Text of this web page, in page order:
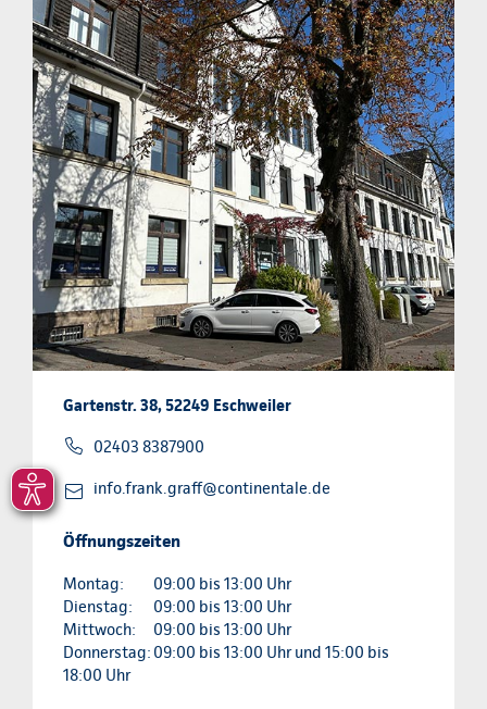
Gartenstr. 38, 52249 Eschweiler
02403 8387900
info.frank.graff@continentale.de
Öffnungszeiten
Montag:
09:00 bis 13:00 Uhr
Dienstag:
09:00 bis 13:00 Uhr
Mittwoch:
09:00 bis 13:00 Uhr
Donnerstag: 09:00 bis 13:00 Uhr und 15:00 bis
18:00 Uhr